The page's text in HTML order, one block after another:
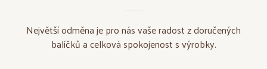
Největší odměna je pro nás vaše radost z doručených
balíčků a celková spokojenost s výrobky.